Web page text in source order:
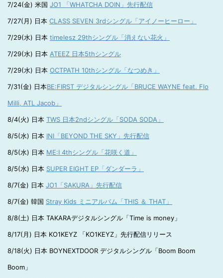
7/24(金) 米国 JO1 「WHATCHA DOIN」先行配信
7/27(月) 日本 CLASS SEVEN 3rdシングル「アイノーヒーロー」
7/29(水) 日本 timelesz 29thシングル「消えない花火」
7/29(水) 日本 ATEEZ 日本5thシングル
7/29(水) 日本 OCTPATH 10thシングル「なつめき」
7/31(金) 日本BE:FIRST デジタルシングル「BRUCE WAYNE feat. Flo
Milli, ATL Jacob」
8/4(火) 日本 TWS 日本2ndシングル「SODA SODA」
8/5(水) 日本 INI「BEYOND THE SKY」先行配信
8/5(水) 日本 ME:I 4thシングル「花咲く道」
8/5(水) 日本 SUPER EIGHT EP「ダンダーラ」
8/7(金) 日本 JO1「SAKURA」先行配信
8/7(金) 韓国 Stray Kids ミニアルバム「THIS ＆ THAT」
8/8(土) 日本 TAKARAデジタルシングル「Time is money」
8/17(月) 日本 KO1KEYZ 「KO1KEYZ」先行配信リリース
8/18(火) 日本 BOYNEXTDOOR デジタルシングル「Boom Boom
Boom」